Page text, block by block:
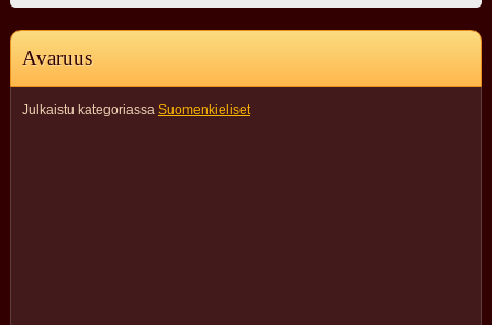
Avaruus
Julkaistu kategoriassa Suomenkieliset